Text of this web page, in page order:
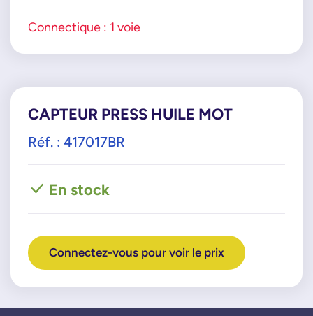
Connectique : 1 voie
CAPTEUR PRESS HUILE MOT
Réf. : 417017BR
En stock
Connectez-vous pour voir le prix